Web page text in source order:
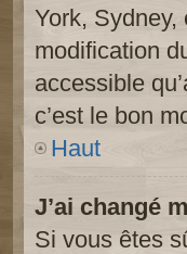
York, Sydney,
modification
accessible
c’est le bon
Haut
J’ai changé
Si vous êtes